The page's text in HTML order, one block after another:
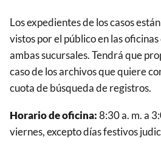
Los expedientes de los casos
vistos por el público en las
ambas sucursales. Tendrá que
caso de los archivos que quiere
cuota de búsqueda de registros.
Horario de oficina:8:30 a. m. a
viernes, excepto días festivos